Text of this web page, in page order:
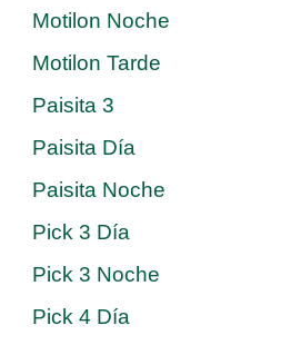
Motilon Noche
Motilon Tarde
Paisita 3
Paisita Día
Paisita Noche
Pick 3 Día
Pick 3 Noche
Pick 4 Día